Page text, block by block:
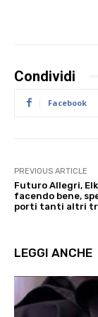
Condividi
Facebook
PREVIOUS ARTICLE
Futuro Allegri,
facendo bene,
porti tanti altri
LEGGI ANCHE